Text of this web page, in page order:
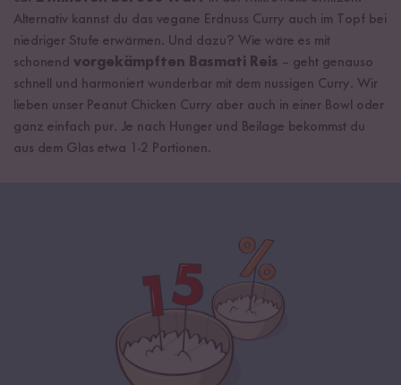
Alternativ kannst du das vegane Erdnuss Curry auch im Topf bei
niedriger Stufe erwärmen. Und dazu? Wie wäre es mit
schonend vorgekämpften Basmati Reis – geht genauso
schnell und harmoniert wunderbar mit dem nussigen Curry. Wir
lieben unser Peanut Chicken Curry aber auch in einer Bowl oder
ganz einfach pur. Je nach Hunger und Beilage bekommst du
aus dem Glas etwa 1-2 Portionen.